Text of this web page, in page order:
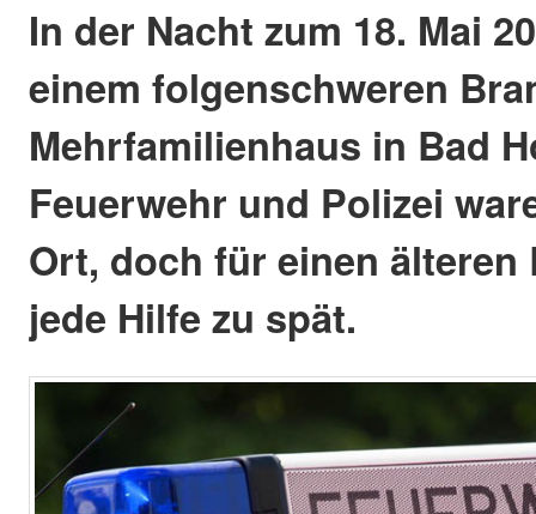
In der Nacht zum 18. Mai
einem folgenschweren
Mehrfamilienhaus in Bad
Feuerwehr und Polizei
Ort, doch für einen älteren
jede Hilfe zu spät.